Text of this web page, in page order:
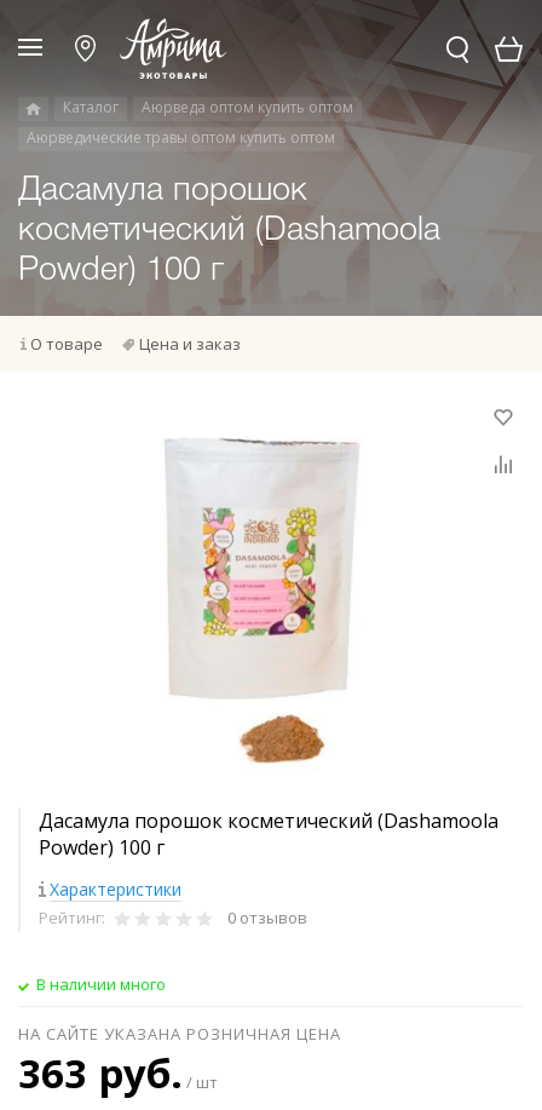
Каталог
Аюрведа оптом купить оптом
Аюрведические травы оптом купить оптом
Дасамула порошок
косметический (Dashamoola
Powder) 100 г
О товаре Цена и заказ
Дасамула порошок косметический (Dashamoola
Powder) 100 г
Характеристики
Рейтинг: 0 отзывов
В наличии много
НА САЙТЕ УКАЗАНА РОЗНИЧНАЯ ЦЕНА
363 руб. / шт